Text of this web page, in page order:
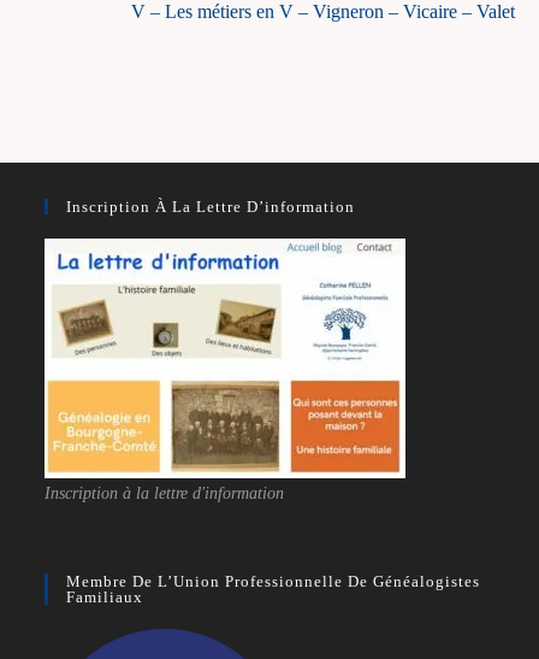
V – Les métiers en V – Vigneron – Vicaire – Valet
Inscription À La Lettre D’information
Inscription à la lettre d'information
Membre De L’Union Professionnelle De Généalogistes
Familiaux